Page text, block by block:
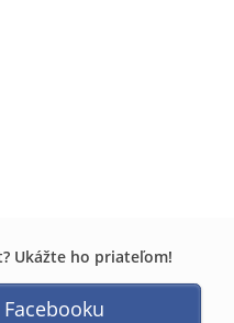
Ukážte ho priateľom!